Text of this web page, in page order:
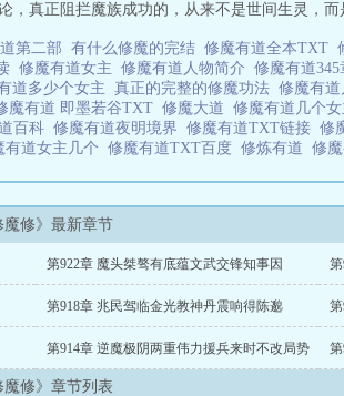
，真正阻拦魔族成功的，从来不是世间生灵，而
第二部 有什么修魔的完结 修魔有道全本TXT
修魔有道女主 修魔有道人物简介 修魔有道345
道多少个女主 真正的完整的修魔功法 修魔有
魔有道 即墨若谷TXT 修魔大道 修魔有道几个
百科 修魔有道夜明境界 修魔有道TXT链接 修
有道女主几个 修魔有道TXT百度 修炼有道 修
魔修》最新章节
第922章 魔头桀骜有底蕴文武交锋知事因
第918章 兆民驾临金光教神丹震响得陈邈
第914章 逆魔极阴两重伟力援兵来时不改局势
魔修》章节列表